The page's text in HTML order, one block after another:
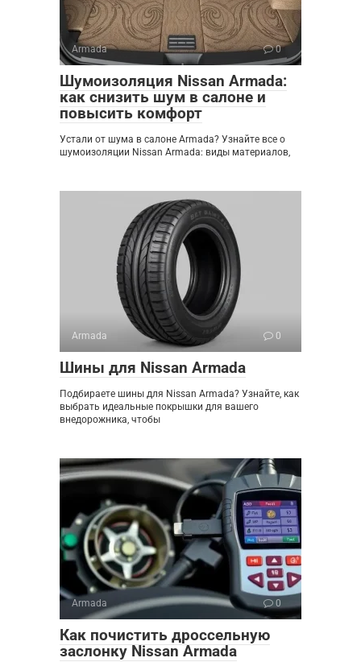
Armada 0
Шумоизоляция Nissan Armada:
как снизить шум в салоне и
повысить комфорт
Устали от шума в салоне Armada? Узнайте все о
шумоизоляции Nissan Armada: виды материалов,
Armada 0
Шины для Nissan Armada
Подбираете шины для Nissan Armada? Узнайте, как
выбрать идеальные покрышки для вашего
внедорожника, чтобы
Armada 0
Как почистить дроссельную
заслонку Nissan Armada